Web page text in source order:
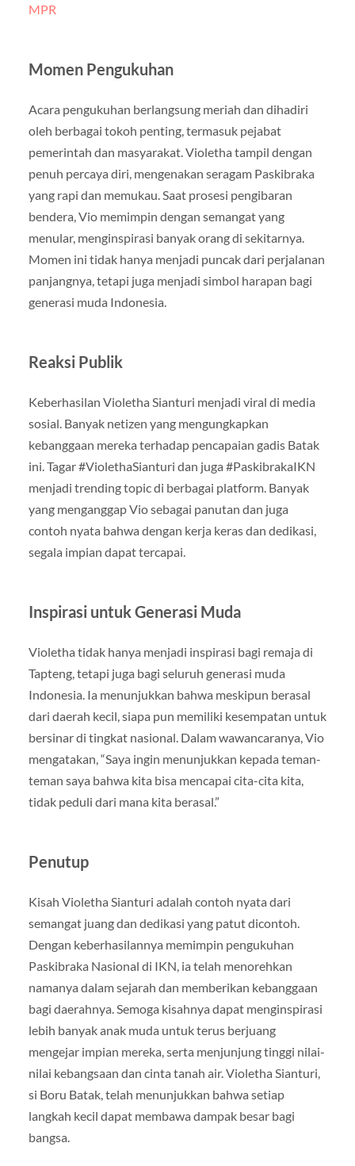
MPR
Momen Pengukuhan
Acara pengukuhan berlangsung meriah dan dihadiri
oleh berbagai tokoh penting, termasuk pejabat
pemerintah dan masyarakat. Violetha tampil dengan
penuh percaya diri, mengenakan seragam Paskibraka
yang rapi dan memukau. Saat prosesi pengibaran
bendera, Vio memimpin dengan semangat yang
menular, menginspirasi banyak orang di sekitarnya.
Momen ini tidak hanya menjadi puncak dari perjalanan
panjangnya, tetapi juga menjadi simbol harapan bagi
generasi muda Indonesia.
Reaksi Publik
Keberhasilan Violetha Sianturi menjadi viral di media
sosial. Banyak netizen yang mengungkapkan
kebanggaan mereka terhadap pencapaian gadis Batak
ini. Tagar #ViolethaSianturi dan juga #PaskibrakaIKN
menjadi trending topic di berbagai platform. Banyak
yang menganggap Vio sebagai panutan dan juga
contoh nyata bahwa dengan kerja keras dan dedikasi,
segala impian dapat tercapai.
Inspirasi untuk Generasi Muda
Violetha tidak hanya menjadi inspirasi bagi remaja di
Tapteng, tetapi juga bagi seluruh generasi muda
Indonesia. Ia menunjukkan bahwa meskipun berasal
dari daerah kecil, siapa pun memiliki kesempatan untuk
bersinar di tingkat nasional. Dalam wawancaranya, Vio
mengatakan, “Saya ingin menunjukkan kepada teman-
teman saya bahwa kita bisa mencapai cita-cita kita,
tidak peduli dari mana kita berasal.”
Penutup
Kisah Violetha Sianturi adalah contoh nyata dari
semangat juang dan dedikasi yang patut dicontoh.
Dengan keberhasilannya memimpin pengukuhan
Paskibraka Nasional di IKN, ia telah menorehkan
namanya dalam sejarah dan memberikan kebanggaan
bagi daerahnya. Semoga kisahnya dapat menginspirasi
lebih banyak anak muda untuk terus berjuang
mengejar impian mereka, serta menjunjung tinggi nilai-
nilai kebangsaan dan cinta tanah air. Violetha Sianturi,
si Boru Batak, telah menunjukkan bahwa setiap
langkah kecil dapat membawa dampak besar bagi
bangsa.